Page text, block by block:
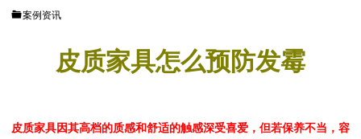
案例资讯
皮质家具怎么预防发霉
皮质家具因其高档的质感和舒适的触感深受喜爱，但若保养不当，容